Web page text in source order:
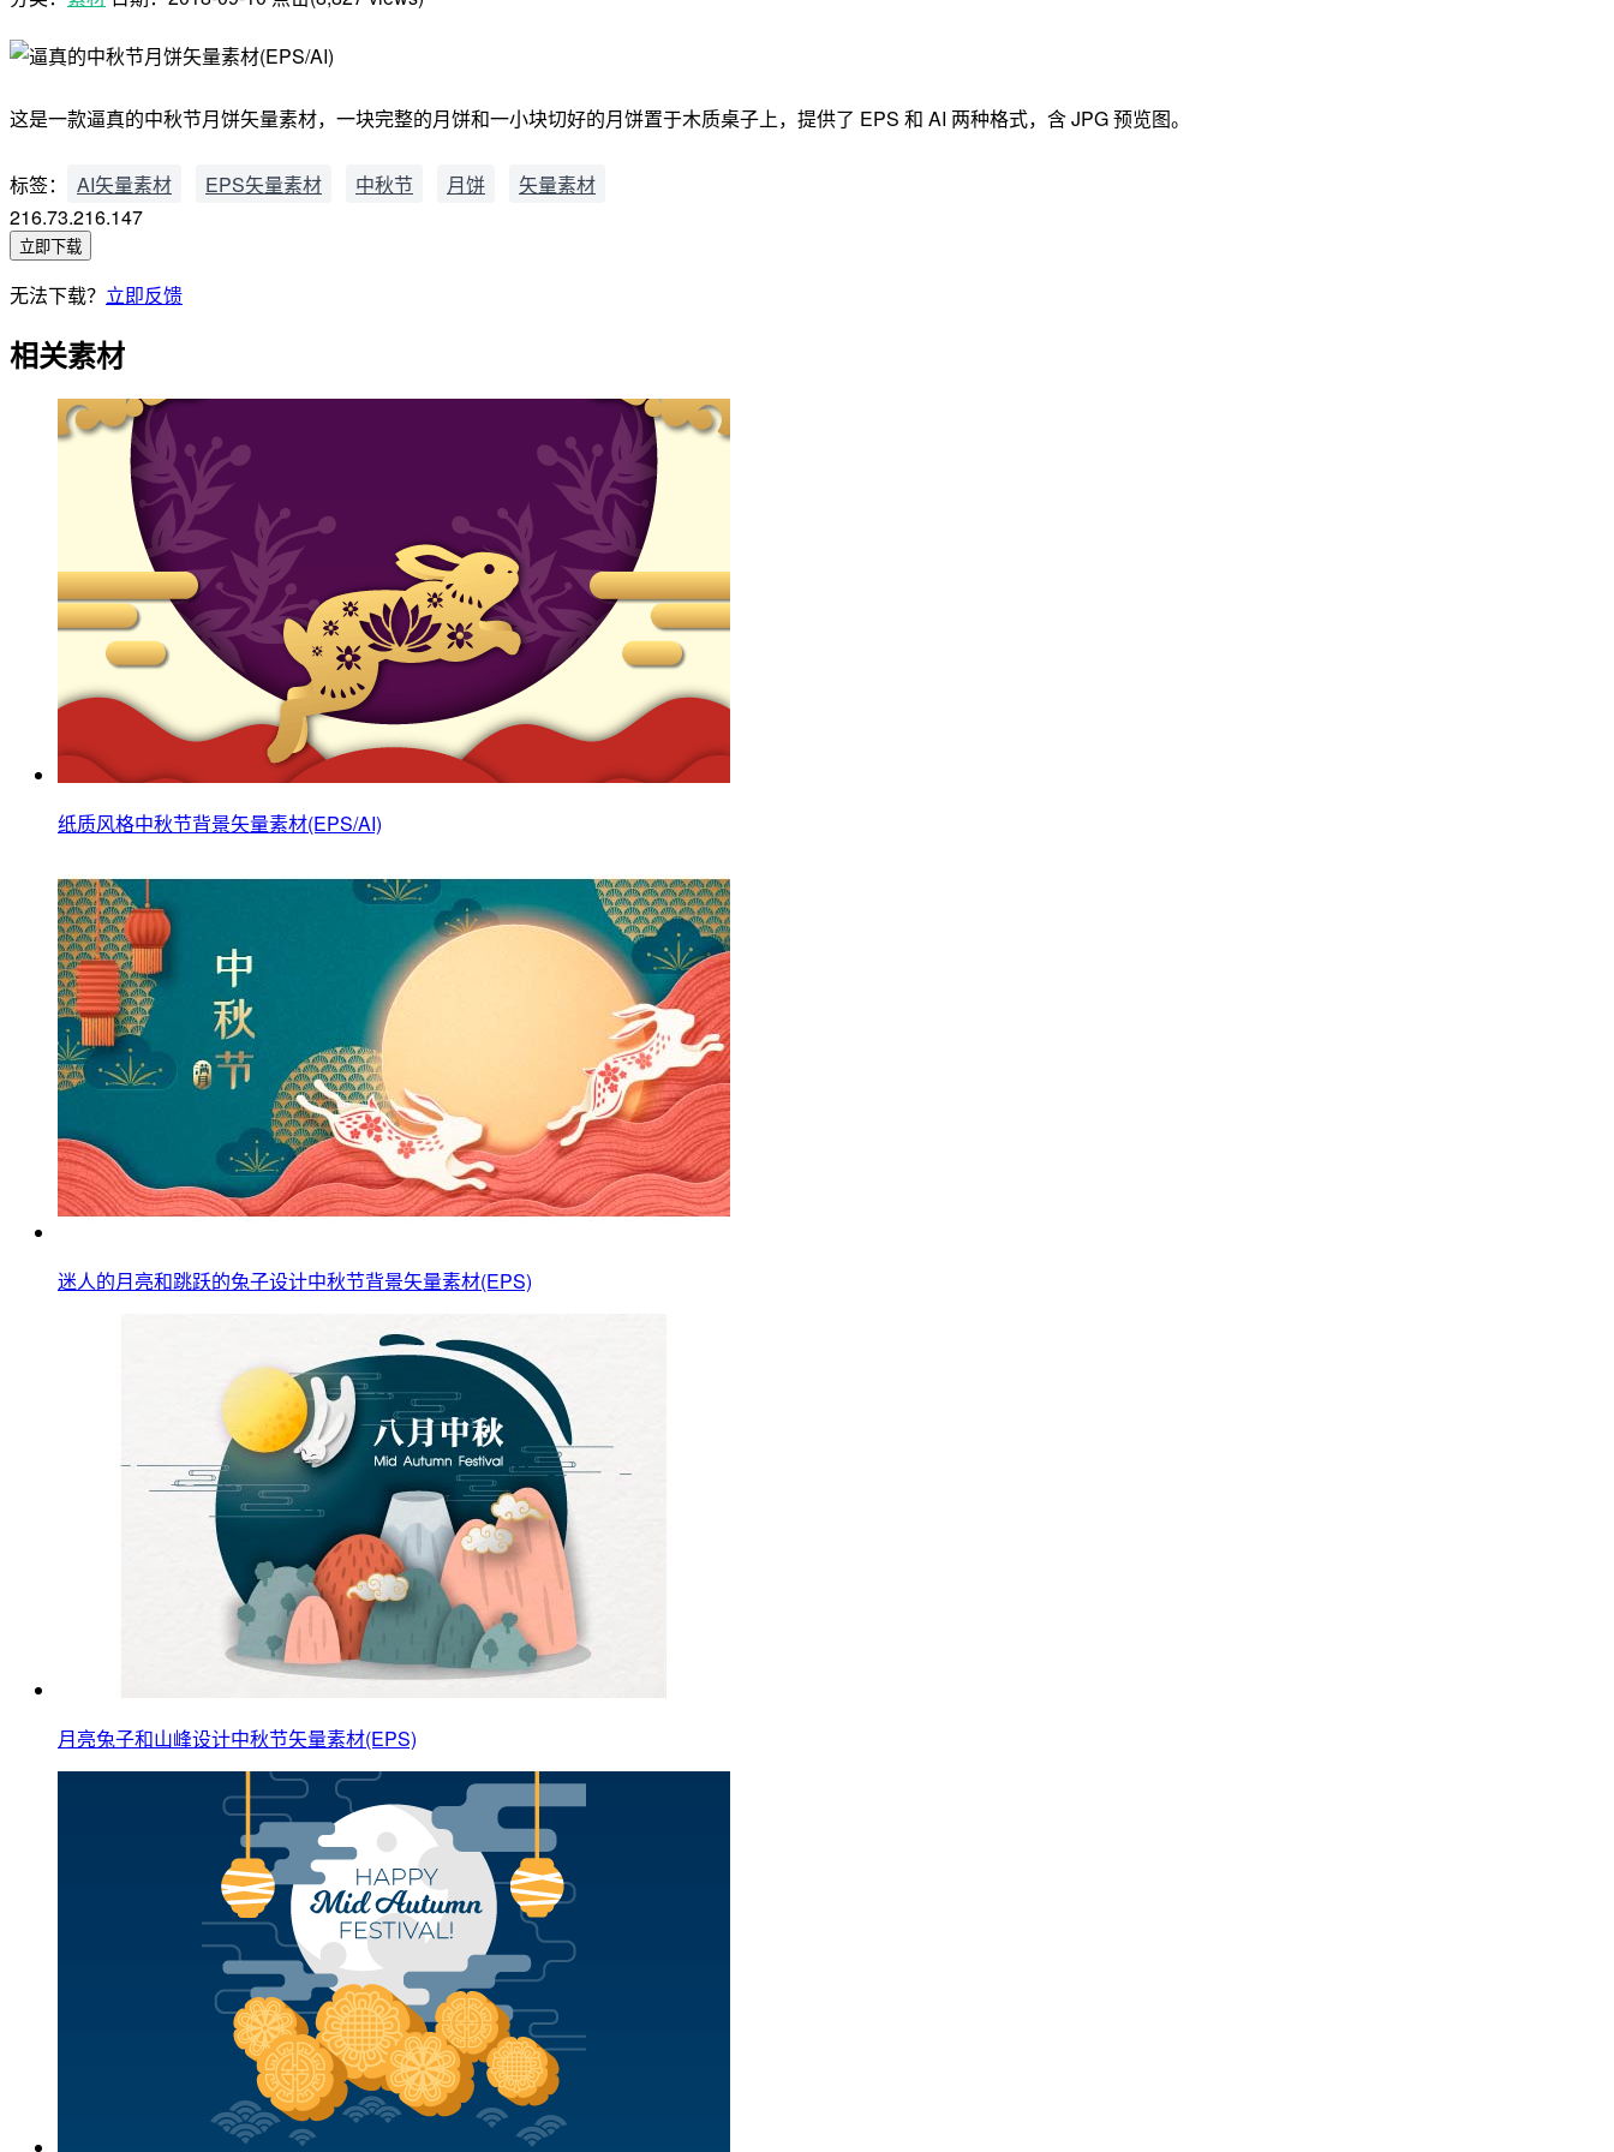
这是一款逼真的中秋节月饼矢量素材，一块完整的月饼和一小块切好的月饼置于木质桌子上，提供了 EPS 和 AI 两种格式，含 JPG 预览图。
标签： AI矢量素材 EPS矢量素材 中秋节 月饼
矢量素材
216.73.216.147
立即下载
无法下载？ 立即反馈
相关素材
纸质风格中秋节背景矢量素材(EPS/AI)
迷人的月亮和跳跃的兔子设计中秋节背景矢量素材(EPS)
月亮兔子和山峰设计中秋节矢量素材(EPS)